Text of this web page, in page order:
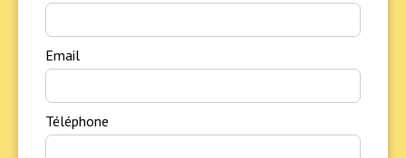
Email
Téléphone